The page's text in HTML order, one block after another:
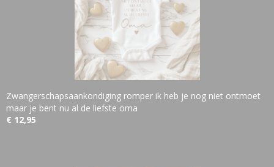
Zwangerschapsaankondiging romper ik heb je nog niet ontmoet
maar je bent nu al de liefste oma
€ 12,95